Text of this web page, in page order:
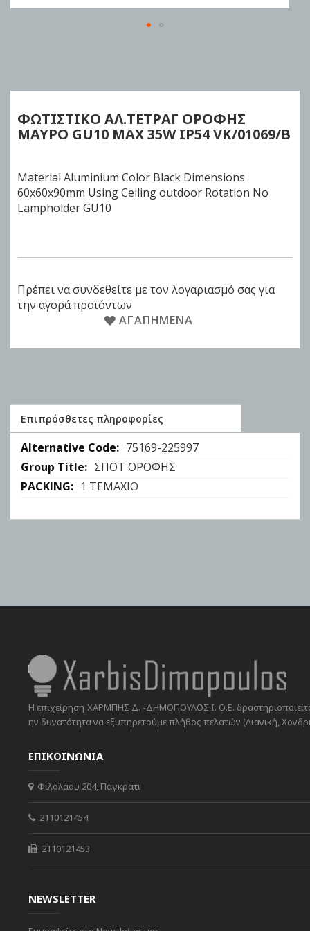
beginning
the
images
ΦΩΤΙΣΤΙΚΟ ΑΛ.ΤΕΤΡΑΓ ΟΡΟΦΗΣ
ΜΑΥΡΟ GU10 MAX 35W IP54 VK/01069/B
Material Aluminium Color Black Dimensions
60x60x90mm Using Ceiling outdoor Rotation No
Lampholder GU10
Πρέπει να συνδεθείτε με τον λογαριασμό σας για
την αγορά προϊόντων
ΑΓΑΠΗΜΈΝΑ
Επιπρόσθετες πληροφορίες
Επιπρόσθετες
πληροφορίες
75169-225997
ΣΠΟΤ ΟΡΟΦΗΣ
1 ΤΕΜΑΧΙΟ
Η επιχείρηση ΧΑΡΜΠΗΣ Δ. -ΔΗΜΟΠΟΥΛΟΣ Ι. Ο.Ε.
ην δυνατότητα να εξυπηρετούμε πλήθος πελατών (Λιανική,
ΕΠΙΚΟΙΝΩΝΙΑ
Φιλολάου 204, Παγκράτι
2110121454
2110121453
NEWSLETTER